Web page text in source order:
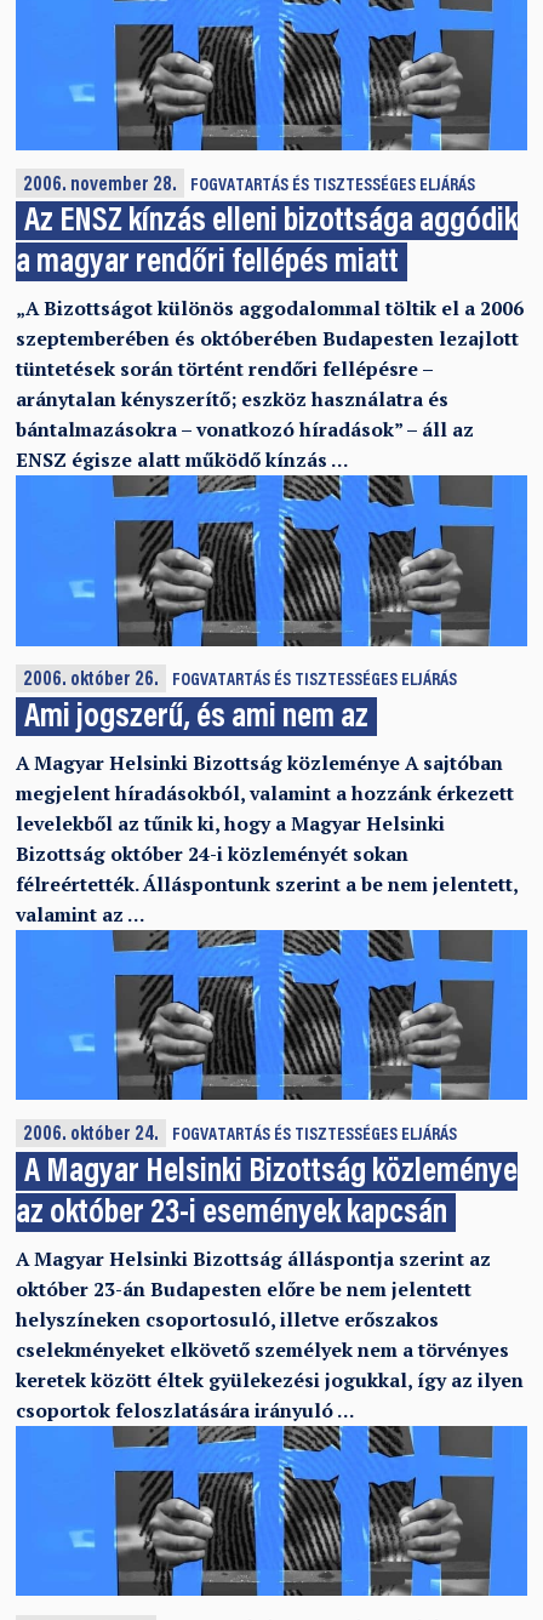
2006. november 28. FOGVATARTÁS ÉS TISZTESSÉGES ELJÁRÁS
Az ENSZ kínzás elleni bizottsága aggódik
a magyar rendőri fellépés miatt
„A Bizottságot különös aggodalommal töltik el a 2006
szeptemberében és októberében Budapesten lezajlott
tüntetések során történt rendőri fellépésre –
aránytalan kényszerítő; eszköz használatra és
bántalmazásokra – vonatkozó híradások” – áll az
ENSZ égisze alatt működő kínzás …
2006. október 26. FOGVATARTÁS ÉS TISZTESSÉGES ELJÁRÁS
Ami jogszerű, és ami nem az
A Magyar Helsinki Bizottság közleménye A sajtóban
megjelent híradásokból, valamint a hozzánk érkezett
levelekből az tűnik ki, hogy a Magyar Helsinki
Bizottság október 24-i közleményét sokan
félreértették. Álláspontunk szerint a be nem jelentett,
valamint az …
2006. október 24. FOGVATARTÁS ÉS TISZTESSÉGES ELJÁRÁS
A Magyar Helsinki Bizottság közleménye
az október 23-i események kapcsán
A Magyar Helsinki Bizottság álláspontja szerint az
október 23-án Budapesten előre be nem jelentett
helyszíneken csoportosuló, illetve erőszakos
cselekményeket elkövető személyek nem a törvényes
keretek között éltek gyülekezési jogukkal, így az ilyen
csoportok feloszlatására irányuló …